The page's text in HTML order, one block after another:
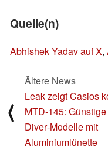
Quelle(n)
Abhishek Yadav auf X,
⟨
Ältere News
Leak zeigt Casios
MTD‑145: Günstige
Diver‑Modelle mit
Aluminiumlünette